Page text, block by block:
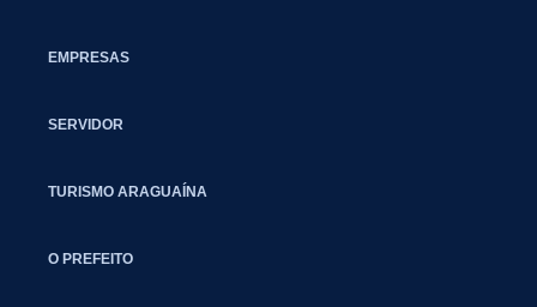
EMPRESAS
SERVIDOR
TURISMO ARAGUAÍNA
O PREFEITO